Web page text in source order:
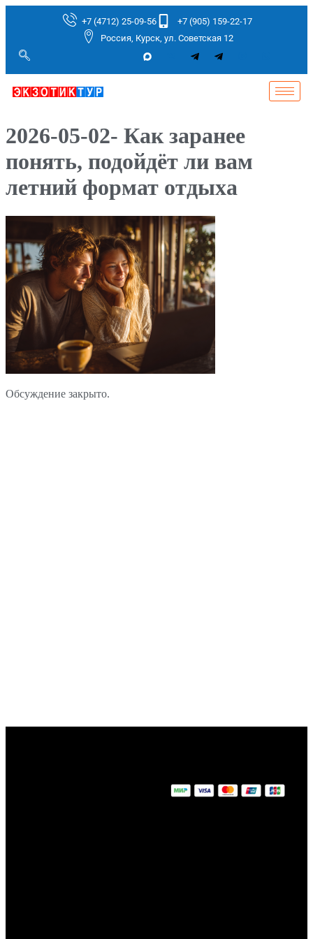
+7 (4712) 25-09-56
+7 (905) 159-22-17
Россия, Курск, ул. Советская 12
2026-05-02- Как заранее
понять, подойдёт ли вам
летний формат отдыха
Обсуждение закрыто.